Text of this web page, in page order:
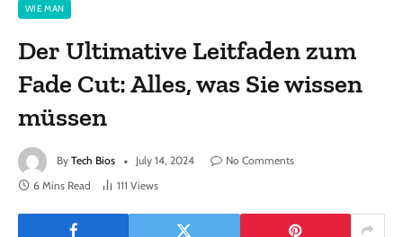
WIE MAN
Der Ultimative Leitfaden zum
Fade Cut: Alles, was Sie wissen
müssen
By Tech Bios July 14, 2024
No Comments
6 Mins Read
111 Views